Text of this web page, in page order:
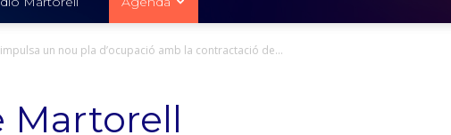
un nou pla d’ocupació amb la contractació de...
Martorell